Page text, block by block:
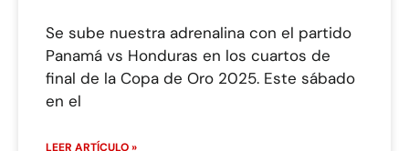
Se sube nuestra adrenalina con el partido
Panamá vs Honduras en los cuartos de
final de la Copa de Oro 2025. Este sábado
en el
LEER ARTÍCULO »